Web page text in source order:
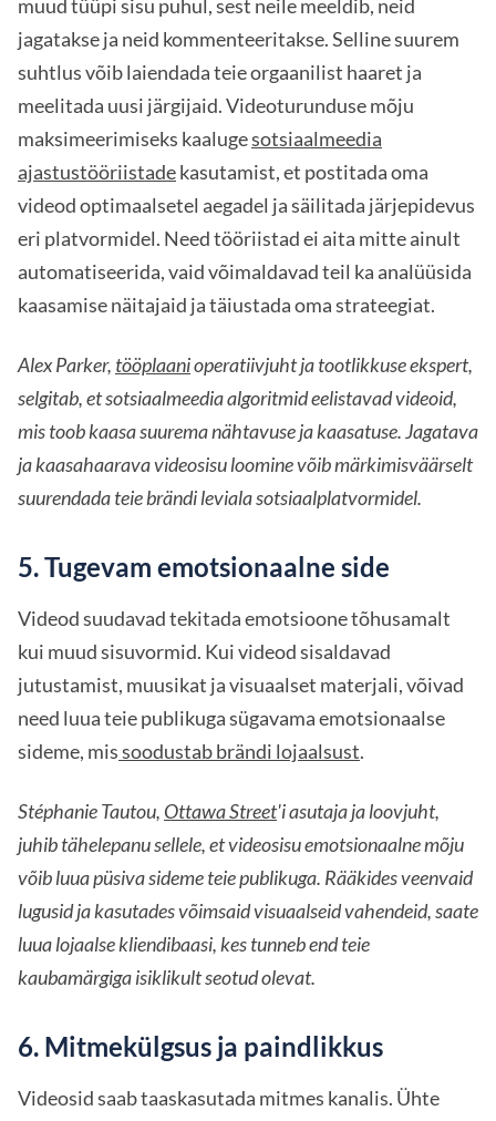
muud tüüpi sisu puhul, sest neile meeldib, neid
jagatakse ja neid kommenteeritakse. Selline suurem
suhtlus võib laiendada teie orgaanilist haaret ja
meelitada uusi järgijaid. Videoturunduse mõju
maksimeerimiseks kaalugesotsiaalmeedia
ajastustööriistadekasutamist, et postitada oma
videod optimaalsetel aegadel ja säilitada järjepidevus
eri platvormidel. Need tööriistad ei aita mitte ainult
automatiseerida, vaid võimaldavad teil ka analüüsida
kaasamise näitajaid ja täiustada oma strateegiat.
Alex Parker, tööplaanioperatiivjuht ja tootlikkuse ekspert,
selgitab, et sotsiaalmeedia algoritmid eelistavad videoid,
mis toob kaasa suurema nähtavuse ja kaasatuse. Jagatava
ja kaasahaarava videosisu loomine võib märkimisväärselt
suurendada teie brändi leviala sotsiaalplatvormidel.
5. Tugevam emotsionaalne side
Videod suudavad tekitada emotsioone tõhusamalt
kui muud sisuvormid. Kui videod sisaldavad
jutustamist, muusikat ja visuaalset materjali, võivad
need luua teie publikuga sügavama emotsionaalse
sideme, missoodustab brändi lojaalsust.
Stéphanie Tautou, Ottawa Street'i asutaja ja loovjuht,
juhib tähelepanu sellele, et videosisu emotsionaalne mõju
võib luua püsiva sideme teie publikuga. Rääkides veenvaid
lugusid ja kasutades võimsaid visuaalseid vahendeid, saate
luua lojaalse kliendibaasi, kes tunneb end teie
kaubamärgiga isiklikult seotud olevat.
6. Mitmekülgsus ja paindlikkus
Videosid saab taaskasutada mitmes kanalis. Ühte